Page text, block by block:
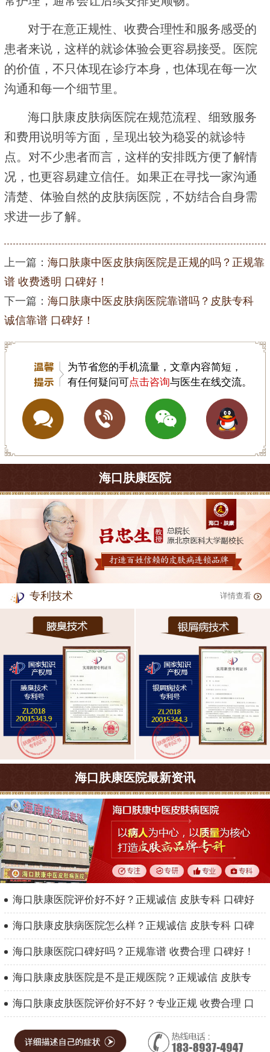
对于在意正规性、收费合理性和服务感受的
患者来说，这样的就诊体验会更容易接受。医院
的价值，不只体现在诊疗本身，也体现在每一次
沟通和每一个细节里。
海口肤康皮肤病医院在规范流程、细致服务
和费用说明等方面，呈现出较为稳妥的就诊特
点。对不少患者而言，这样的安排既方便了解情
况，也更容易建立信任。如果正在寻找一家沟通
清楚、体验自然的皮肤病医院，不妨结合自身需
求进一步了解。
上一篇： 海口肤康中医皮肤病医院是正规的吗？正规靠
谱 收费透明 口碑好！
下一篇： 海口肤康中医皮肤病医院靠谱吗？皮肤专科
诚信靠谱 口碑好！
为节省您的手机流量，文章内容简短，
有任何疑问可点击咨询与医生在线交流。
海口肤康医院
专利技术 详情查看
海口肤康医院最新资讯
海口肤康医院评价好不好？正规诚信 皮肤专科 口碑好
海口肤康皮肤病医院怎么样？正规诚信 皮肤专科 口碑
海口肤康医院口碑好吗？正规靠谱 收费合理 口碑好！
海口肤康皮肤医院是不是正规医院？正规诚信 皮肤专
海口肤康皮肤医院评价好不好？专业正规 收费合理 口